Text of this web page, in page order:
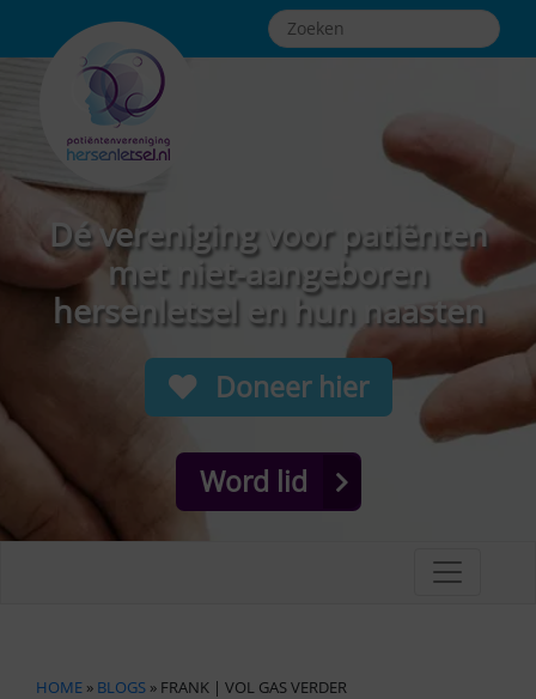
Dé vereniging voor patiënten
met niet-aangeboren
hersenletsel en hun naasten
Doneer hier
Word lid
HOME » BLOGS » FRANK | VOL GAS VERDER